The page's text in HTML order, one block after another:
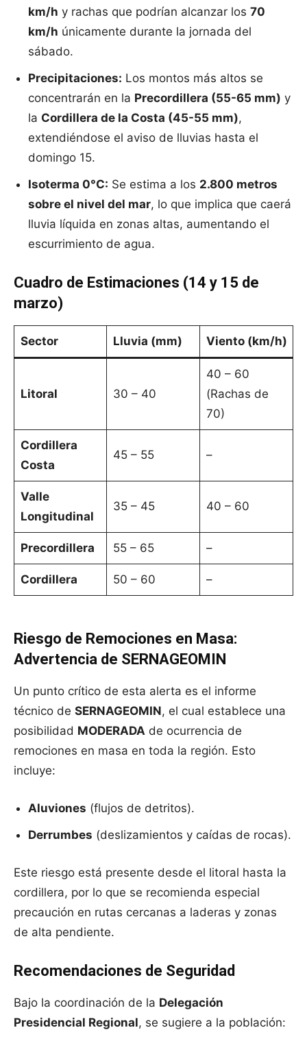
km/h y rachas que podrían alcanzar los 70
km/h únicamente durante la jornada del
sábado.
Precipitaciones: Los montos más altos se
concentrarán en la Precordillera (55-65 mm) y
la Cordillera de la Costa (45-55 mm),
extendiéndose el aviso de lluvias hasta el
domingo 15.
Isoterma 0°C: Se estima a los 2.800 metros
sobre el nivel del mar, lo que implica que caerá
lluvia líquida en zonas altas, aumentando el
escurrimiento de agua.
Cuadro de Estimaciones (14 y 15 de
marzo)
Sector Lluvia (mm) Viento (km/h)
Litoral 30 – 40
40 – 60
(Rachas de
70)
Cordillera
Costa
45 – 55 –
Valle
Longitudinal
35 – 45 40 – 60
Precordillera 55 – 65 –
Cordillera 50 – 60 –
Riesgo de Remociones en Masa:
Advertencia de SERNAGEOMIN
Un punto crítico de esta alerta es el informe
técnico de SERNAGEOMIN, el cual establece una
posibilidad MODERADA de ocurrencia de
remociones en masa en toda la región. Esto
incluye:
Aluviones (flujos de detritos).
Derrumbes (deslizamientos y caídas de rocas).
Este riesgo está presente desde el litoral hasta la
cordillera, por lo que se recomienda especial
precaución en rutas cercanas a laderas y zonas
de alta pendiente.
Recomendaciones de Seguridad
Bajo la coordinación de la Delegación
Presidencial Regional, se sugiere a la población: